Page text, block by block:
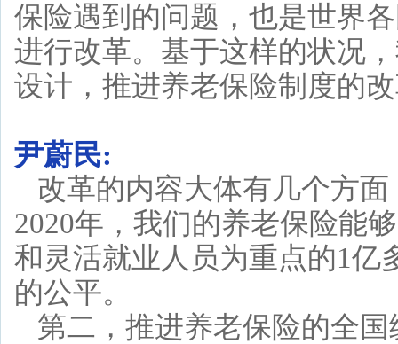
保险遇到的问题，也是世界
进行改革。基于这样的状况
设计，推进养老保险制度的
尹蔚民:
改革的内容大体有几个方
2020年，我们的养老保险能
和灵活就业人员为重点的1亿
的公平。
第二，推进养老保险的全